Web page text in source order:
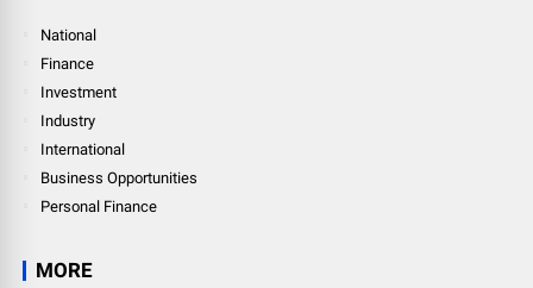
National
Finance
Investment
Industry
International
Business Opportunities
Personal Finance
MORE